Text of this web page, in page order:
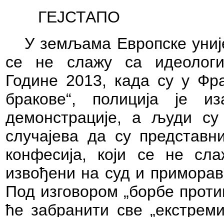
ГЕЈСТАПО
У земљама Европске
се не слажу са
Године 2013, када су у
бракове“, полиција је
демонстрације, а људи
случајева да су
конфесија, који се не
извођени на суд и
Под изговором „борбе
ће забранити све